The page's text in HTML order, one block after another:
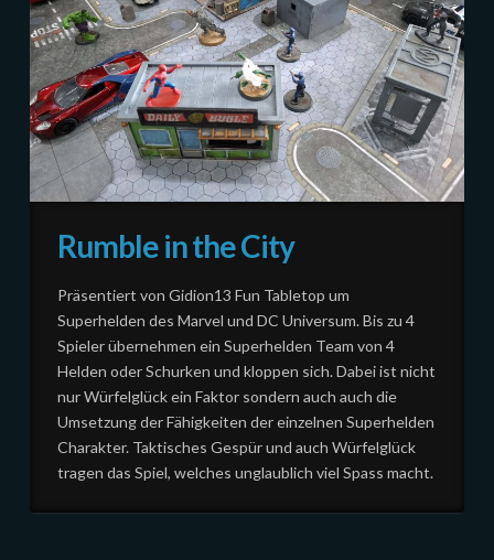
Rumble in the City
Präsentiert von Gidion13 Fun Tabletop um
Superhelden des Marvel und DC Universum. Bis zu 4
Spieler übernehmen ein Superhelden Team von 4
Helden oder Schurken und kloppen sich. Dabei ist nicht
nur Würfelglück ein Faktor sondern auch auch die
Umsetzung der Fähigkeiten der einzelnen Superhelden
Charakter. Taktisches Gespür und auch Würfelglück
tragen das Spiel, welches unglaublich viel Spass macht.